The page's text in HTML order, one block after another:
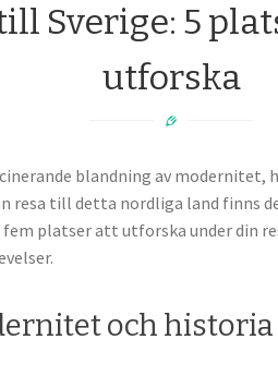
Sverige: 5
utforska
blandning av
resa till detta nordliga land finns
platser att utforska under din
och historia